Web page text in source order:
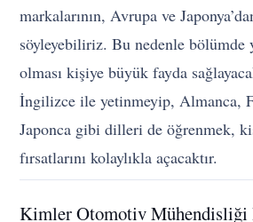
markalarının, Avrupa ve
söyleyebiliriz. Bu nedenle bölümde
olması kişiye büyük fayda
İngilizce ile yetinmeyip, Almanca,
Japonca gibi dilleri de öğrenmek,
fırsatlarını kolaylıkla açacaktır.
Kimler Otomotiv Mühendisliği